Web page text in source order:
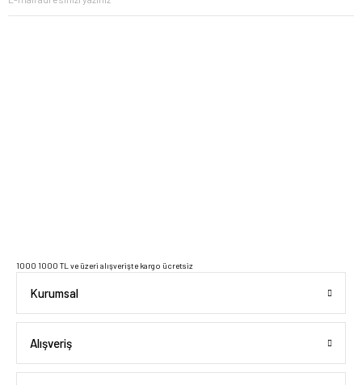
1000 1000 TL ve üzeri alışverişte kargo ücretsiz
Kurumsal
Alışveriş